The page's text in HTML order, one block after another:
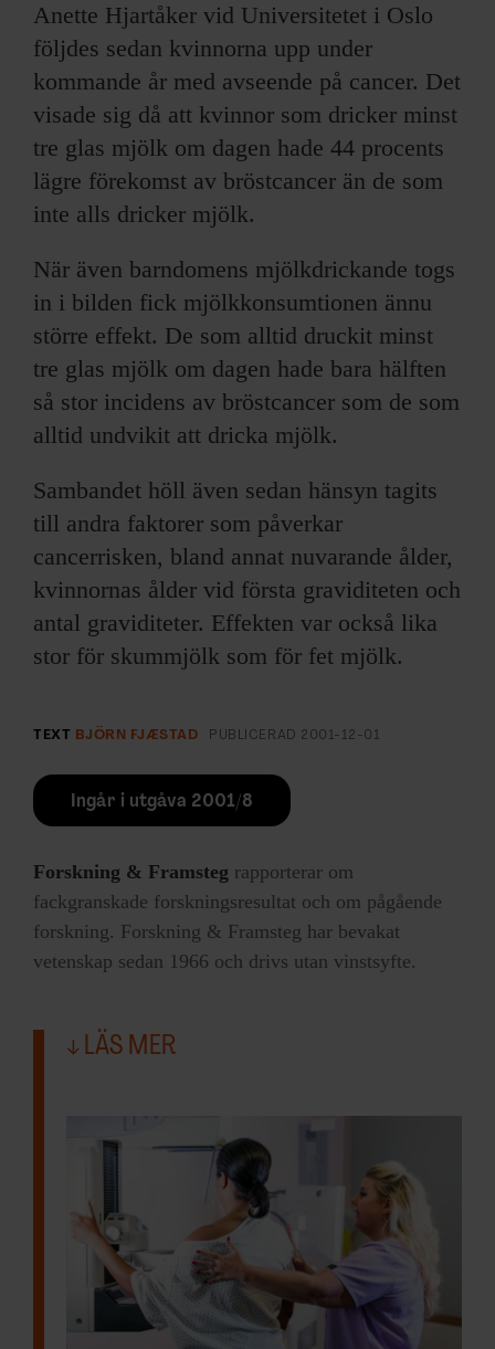
KONTAKTA F&F
SKRIV I F&F
PRENUMERERA PÅ F&F
ANNONSERA I F&F
OM F&F
Anette Hjartåker vid Universitetet i Oslo
följdes sedan kvinnorna upp under
kommande år med avseende på cancer. Det
visade sig då att kvinnor som dricker minst
tre glas mjölk om dagen hade 44 procents
lägre förekomst av bröstcancer än de som
inte alls dricker mjölk.
När även barndomens mjölkdrickande togs
in i bilden fick mjölkkonsumtionen ännu
större effekt. De som alltid druckit minst
tre glas mjölk om dagen hade bara hälften
så stor incidens av bröstcancer som de som
alltid undvikit att dricka mjölk.
Sambandet höll även sedan hänsyn tagits
till andra faktorer som påverkar
cancerrisken, bland annat nuvarande ålder,
kvinnornas ålder vid första graviditeten och
antal graviditeter. Effekten var också lika
stor för skummjölk som för fet mjölk.
TEXT BJÖRN FJÆSTAD PUBLICERAD 2001-12-01
Ingår i utgåva 2001/8
Forskning & Framsteg rapporterar om
fackgranskade forskningsresultat och om pågående
forskning. Forskning & Framsteg har bevakat
vetenskap sedan 1966 och drivs utan vinstsyfte.
LÄS MER